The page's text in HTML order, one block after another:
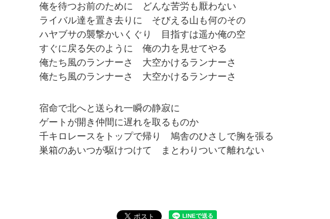
俺を待つお前のために どんな苦労も厭わない
ライバル達を置き去りに そびえる山も何のその
ハヤブサの襲撃かいくぐり 目指すは遥か俺の空
すぐに戻る矢のように 俺の力を見せてやる
俺たち風のランナーさ 大空かけるランナーさ
俺たち風のランナーさ 大空かけるランナーさ
宿命で北へと送られ一瞬の静寂に
ゲートが開き仲間に遅れを取るものか
千キロレースをトップで帰り 鳩舎のひさしで胸を張る
巣箱のあいつが駆けつけて まとわりついて離れない